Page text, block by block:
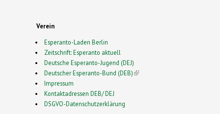
Verein
Esperanto-Laden Berlin
Zeitschrift: Esperanto aktuell
Deutsche Esperanto-Jugend (DEJ)
Deutscher Esperanto-Bund (DEB)(link is external)
Impressum
Kontaktadressen DEB/ DEJ
DSGVO-Datenschutzerklärung